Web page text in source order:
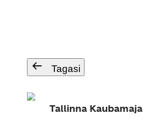
Tagasi
Tallinna Kaubamaja